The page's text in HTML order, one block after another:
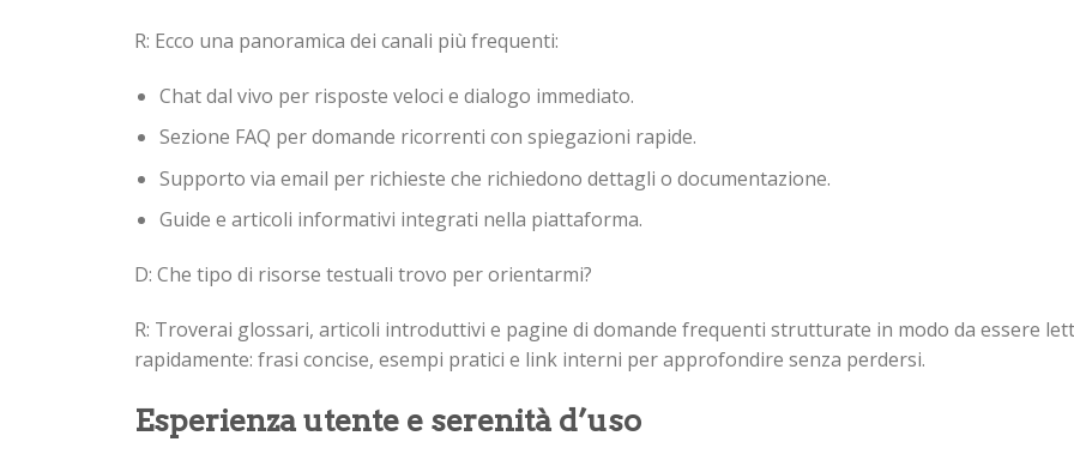
R: Ecco una panoramica dei canali più frequenti:
Chat dal vivo per risposte veloci e dialogo immediato.
Sezione FAQ per domande ricorrenti con spiegazioni rapide.
Supporto via email per richieste che richiedono dettagli o documentazione.
Guide e articoli informativi integrati nella piattaforma.
D: Che tipo di risorse testuali trovo per orientarmi?
R: Troverai glossari, articoli introduttivi e pagine di domande frequenti strutturate in modo da essere
rapidamente: frasi concise, esempi pratici e link interni per approfondire senza perdersi.
Esperienza utente e serenità d’uso